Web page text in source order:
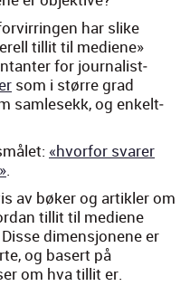
har slike
tillit til medi­ene»
for jour­nal­ist­
som i større grad
sam­le­sekk, og enkelt­
«hvor­for svar­er
.
av bøk­er og artik­ler om
tillit til medi­ene
dimen­sjonene er
og basert på
om hva tillit er.